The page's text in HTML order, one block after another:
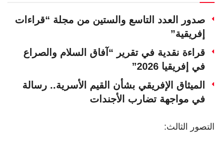
صدور العدد التاسع والستين من مجلة “قراءات
إفريقية”
قراءة نقدية في تقرير “آفاق السلام والصراع
في إفريقيا 2026”
الميثاق الإفريقي بشأن القيم الأسرية.. رسالة
في مواجهة تضارب الأجندات
التصور الثالث: